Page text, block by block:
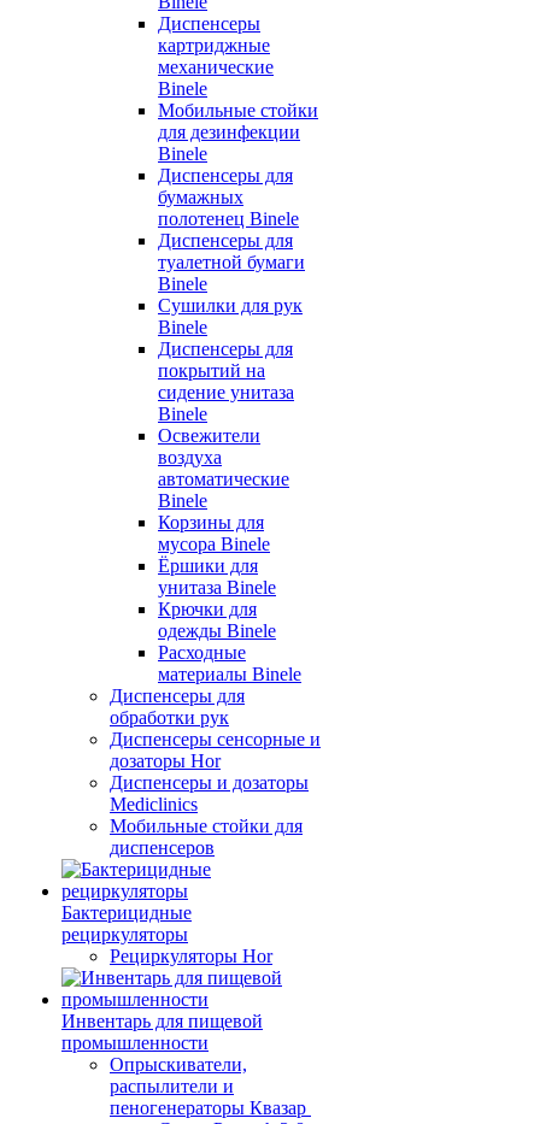
Диспенсеры
картриджные
механические
Binele
Мобильные стойки
для дезинфекции
Binele
Диспенсеры для
бумажных
полотенец Binele
Диспенсеры для
туалетной бумаги
Binele
Сушилки для рук
Binele
Диспенсеры для
покрытий на
сидение унитаза
Binele
Освежители
воздуха
автоматические
Binele
Корзины для
мусора Binele
Ёршики для
унитаза Binele
Крючки для
одежды Binele
Расходные
материалы Binele
Диспенсеры для
обработки рук
Диспенсеры сенсорные и
дозаторы Hor
Диспенсеры и дозаторы
Mediclinics
Мобильные стойки для
диспенсеров
Бактерицидные
рециркуляторы
Рециркуляторы Hor
Инвентарь для пищевой
промышленности
Опрыскиватели,
распылители и
пеногенераторы Квазар